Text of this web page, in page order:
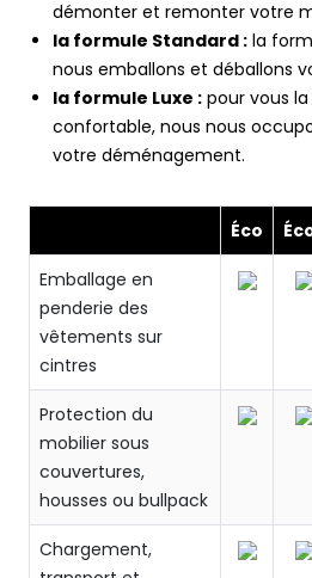
démonter et remonter votre
la formule Standard : la
nous emballons et déballons
la formule Luxe : pour vous
confortable, nous nous
votre déménagement.
Éco
Emballage en
penderie des
vêtements sur
cintres
Protection du
mobilier sous
couvertures,
housses ou bullpack
Chargement,